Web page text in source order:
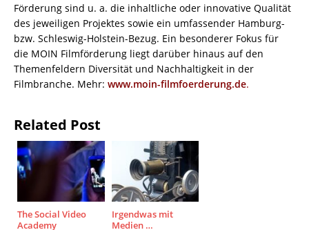
Förderung sind u. a. die inhaltliche oder innovative Qualität
des jeweiligen Projektes sowie ein umfassender Hamburg-
bzw. Schleswig-Holstein-Bezug. Ein besonderer Fokus für
die MOIN Filmförderung liegt darüber hinaus auf den
Themenfeldern Diversität und Nachhaltigkeit in der
Filmbranche. Mehr: www.moin-filmfoerderung.de.
Related Post
The Social Video
Academy
Irgendwas mit
Medien …